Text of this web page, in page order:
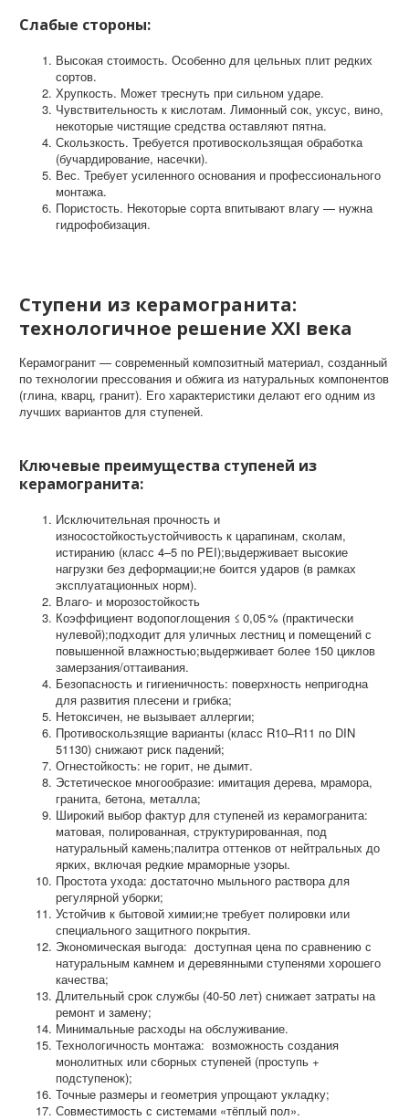
Слабые стороны:
Высокая стоимость. Особенно для цельных плит редких
сортов.
Хрупкость. Может треснуть при сильном ударе.
Чувствительность к кислотам. Лимонный сок, уксус, вино,
некоторые чистящие средства оставляют пятна.
Скользкость. Требуется противоскользящая обработка
(бучардирование, насечки).
Вес. Требует усиленного основания и профессионального
монтажа.
Пористость. Некоторые сорта впитывают влагу — нужна
гидрофобизация.
Ступени из керамогранита:
технологичное решение XXI века
Керамогранит — современный композитный материал, созданный
по технологии прессования и обжига из натуральных компонентов
(глина, кварц, гранит). Его характеристики делают его одним из
лучших вариантов для ступеней.
Ключевые преимущества ступеней из
керамогранита:
Исключительная прочность и
износостойкостьустойчивость к царапинам, сколам,
истиранию (класс 4–5 по PEI);выдерживает высокие
нагрузки без деформации;не боится ударов (в рамках
эксплуатационных норм).
Влаго‑ и морозостойкость
Коэффициент водопоглощения ≤ 0,05 % (практически
нулевой);подходит для уличных лестниц и помещений с
повышенной влажностью;выдерживает более 150 циклов
замерзания/оттаивания.
Безопасность и гигиеничность: поверхность непригодна
для развития плесени и грибка;
Нетоксичен, не вызывает аллергии;
Противоскользящие варианты (класс R10–R11 по DIN
51130) снижают риск падений;
Огнестойкость: не горит, не дымит.
Эстетическое многообразие: имитация дерева, мрамора,
гранита, бетона, металла;
Широкий выбор фактур для ступеней из керамогранита:
матовая, полированная, структурированная, под
натуральный камень;палитра оттенков от нейтральных до
ярких, включая редкие мраморные узоры.
Простота ухода: достаточно мыльного раствора для
регулярной уборки;
Устойчив к бытовой химии;не требует полировки или
специального защитного покрытия.
Экономическая выгода: доступная цена по сравнению с
натуральным камнем и деревянными ступенями хорошего
качества;
Длительный срок службы (40-50 лет) снижает затраты на
ремонт и замену;
Минимальные расходы на обслуживание.
Технологичность монтажа: возможность создания
монолитных или сборных ступеней (проступь +
подступенок);
Точные размеры и геометрия упрощают укладку;
Совместимость с системами «тёплый пол».